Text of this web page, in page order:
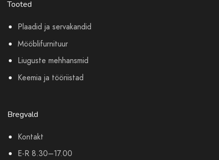
Tooted
Plaadid ja servakandid
Mööblifurnituur
Liuguste mehhansmid
Keemia ja tööriistad
Bregvald
Kontakt
E-R 8.30–17.00